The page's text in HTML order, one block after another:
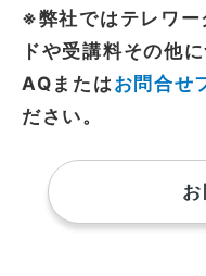
※弊社ではテレワー
ドや受講料その他
AQまたは お問合せ
ださい。